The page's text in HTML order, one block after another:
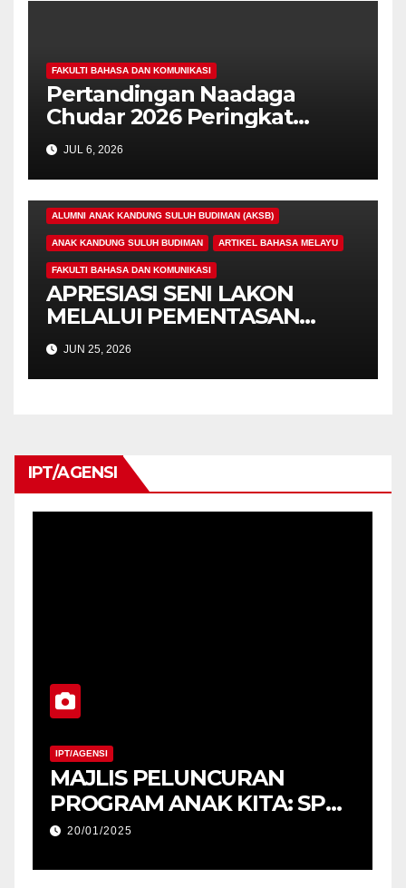
FAKULTI BAHASA DAN KOMUNIKASI
Pertandingan Naadaga
Chudar 2026 Peringkat
Kebangsaan
JUL 6, 2026
ALUMNI ANAK KANDUNG SULUH BUDIMAN (AKSB)
ANAK KANDUNG SULUH BUDIMAN ARTIKEL BAHASA MELAYU
FAKULTI BAHASA DAN KOMUNIKASI
APRESIASI SENI LAKON
MELALUI PEMENTASAN
“CARPE DIEM”
JUN 25, 2026
IPT/AGENSI
IPT/AGENSI
MAJLIS PELUNCURAN
PROGRAM ANAK KITA: SPM
2025 (USM) DAN
20/01/2025